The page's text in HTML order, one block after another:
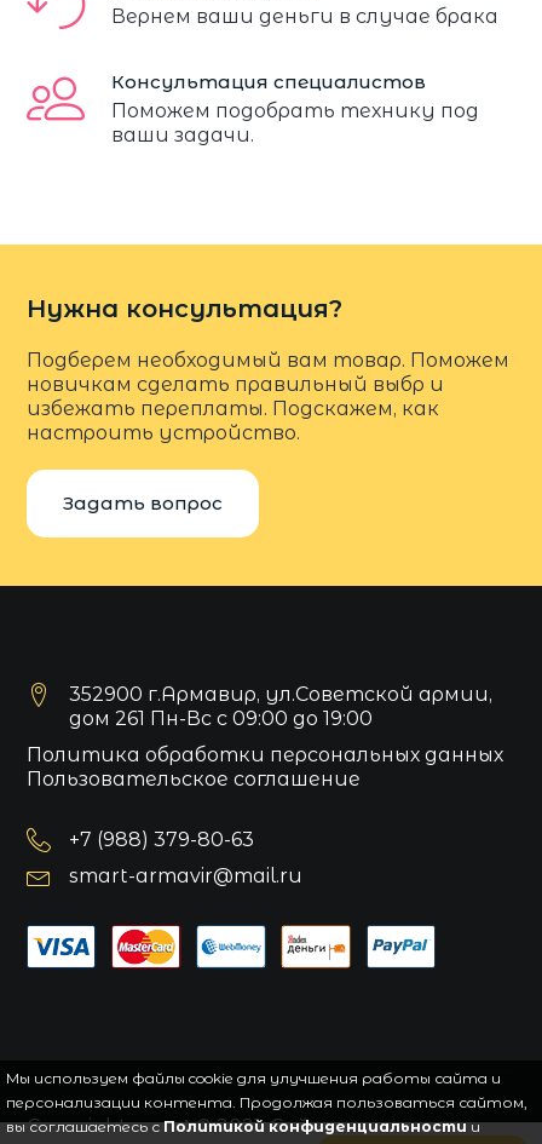
Вернем ваши деньги в случае брака
Консультация специалистов
Поможем подобрать технику под
ваши задачи.
Нужна консультация?
Подберем необходимый вам товар. Поможем
новичкам сделать правильный выбр и
избежать переплаты. Подскажем, как
настроить устройство.
Задать вопрос
352900 г.Армавир, ул.Советской армии,
дом 261 Пн-Вс с 09:00 до 19:00
Политика обработки персональных данных
Пользовательское соглашение
+7 (988) 379-80-63
smart-armavir@mail.ru
Copyrightsmart© 2021.Сайт управляется
Мы используем файлы cookie для улучшения работы сайта и
персонализации контента. Продолжая пользоваться сайтом,
вы соглашаетесь сПолитикой конфиденциальностии